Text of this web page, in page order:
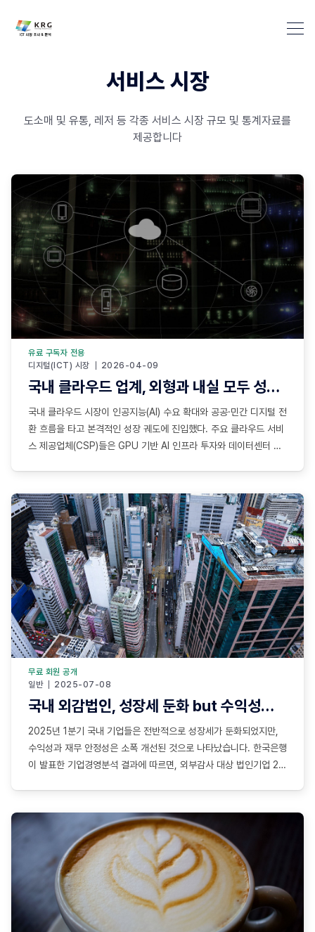
서비스 시장
도소매 및 유통, 레저 등 각종 서비스 시장 규모 및 통계자료를
제공합니다
디지털(ICT) 시장 2026-04-09
유료 구독자 전용
국내 클라우드 업계, 외형과 내실 모두 성장 중
국내 클라우드 시장이 인공지능(AI) 수요 확대와 공공·민간 디지털 전
환 흐름을 타고 본격적인 성장 궤도에 진입했다. 주요 클라우드 서비
스 제공업체(CSP)들은 GPU 기반 AI 인프라 투자와 데이터센터 확
과제도
일반 2025-07-08
무료 회원 공개
국내 외감법인, 성장세 둔화 but 수익성과 안정성 소폭 개선
2025년 1분기 국내 기업들은 전반적으로 성장세가 둔화되었지만,
수익성과 재무 안정성은 소폭 개선된 것으로 나타났습니다. 한국은행
이 발표한 기업경영분석 결과에 따르면, 외부감사 대상 법인기업 2만
펴보면 비제조업의 매출 증가율 하락 폭(3.